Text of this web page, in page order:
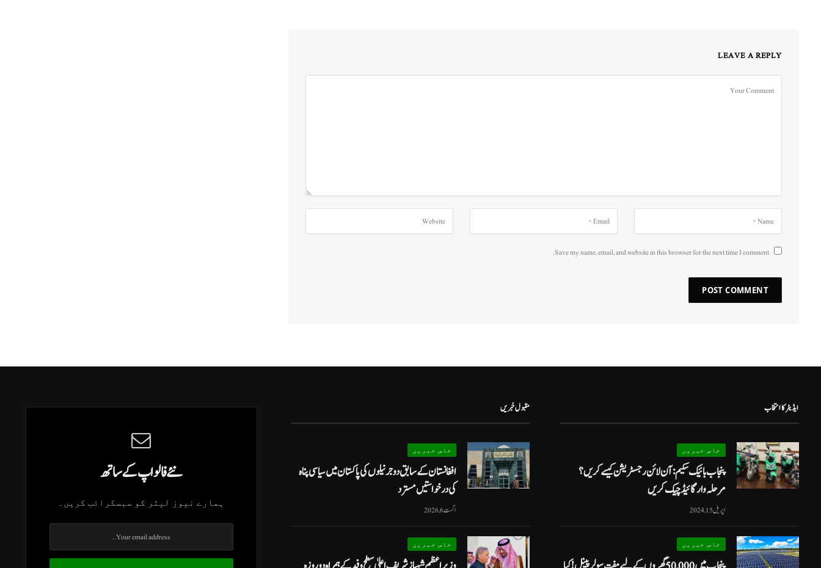
LEAVE A REPLY
Save my name, email, and website in this browser for the next time I comment.
ایڈیٹر کا انتخاب
خاص خبریں
پنجاب بائیک سکیم: آن لائن رجسٹریشن کیسے کریں؟
مرحلہ وار گائیڈ چیک کریں
اپریل 15, 2024
خاص خبریں
مقبول خبریں
خاص خبریں
افغانستان کے سابق دو جرنیلوں کی پاکستان میں سیاسی پناہ
کی درخواستیں مسترد
اگست 6, 2026
خاص خبریں
نئے فالو اپ کے ساتھ
ہمارے نیوز لیٹر کو سبسکرائب کریں۔